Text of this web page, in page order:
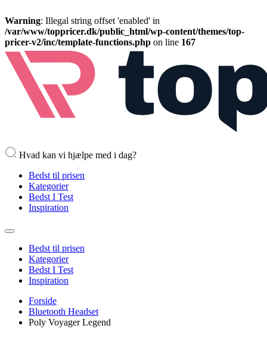
Warning: Illegal string offset 'enabled' in
/var/www/toppricer.dk/public_html/wp-content/themes/top-
pricer-v2/inc/template-functions.php on line 167
Hvad kan vi hjælpe med i dag?
Bedst til prisen
Kategorier
Bedst I Test
Inspiration
Bedst til prisen
Kategorier
Bedst I Test
Inspiration
Forside
Bluetooth Headset
Poly Voyager Legend